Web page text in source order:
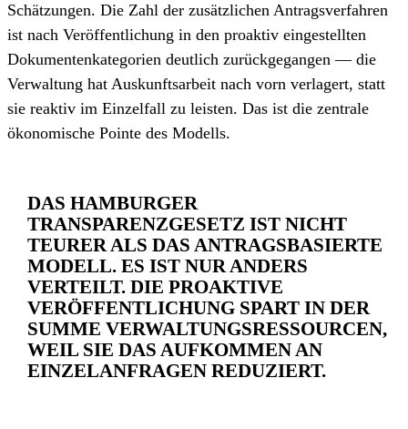
Schätzungen. Die Zahl der zusätzlichen Antrags­verfahren
ist nach Veröffentlichung in den proaktiv eingestellten
Dokumenten­kategorien deutlich zurückgegangen — die
Verwaltung hat Auskunfts­arbeit nach vorn verlagert, statt
sie reaktiv im Einzelfall zu leisten. Das ist die zentrale
ökonomische Pointe des Modells.
DAS HAMBURGER
TRANSPARENZGESETZ IST NICHT
TEURER ALS DAS ANTRAGSBASIERTE
MODELL. ES IST NUR ANDERS
VERTEILT. DIE PROAKTIVE
VERÖFFENTLICHUNG SPART IN DER
SUMME VERWALTUNGS­RESSOURCEN,
WEIL SIE DAS AUFKOMMEN AN
EINZELANFRAGEN REDUZIERT.